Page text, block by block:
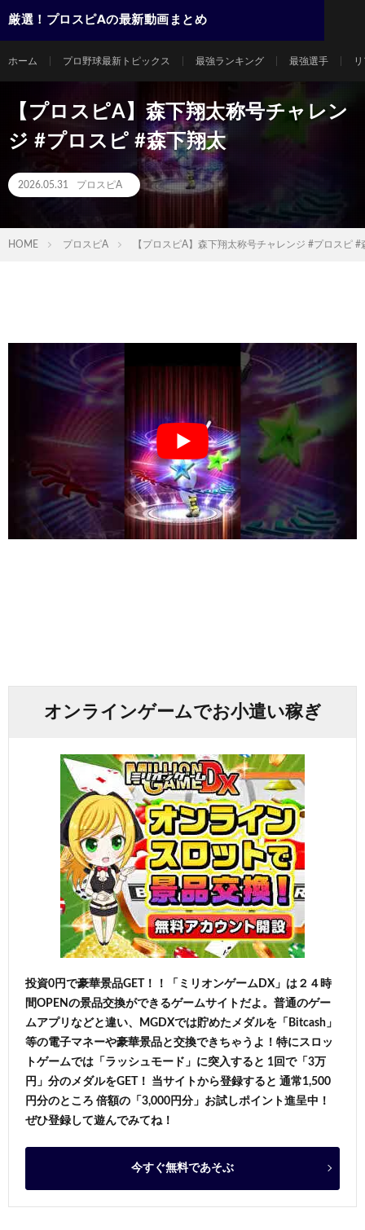
厳選！プロスピAの最新動画まとめ
ホーム プロ野球最新トピックス 最強ランキング 最強選手
【プロスピA】森下翔太称号チャレン
ジ #プロスピ #森下翔太
2026.05.31 プロスピA
HOME プロスピA 【プロスピA】森下翔太称号チャレンジ #プロスピ #
オンラインゲームでお小遣い稼ぎ
投資0円で豪華景品GET！！「ミリオンゲームDX」は２４時
間OPENの景品交換ができるゲームサイトだよ。普通のゲー
ムアプリなどと違い、MGDXでは貯めたメダルを「Bitcash」
等の電子マネーや豪華景品と交換できちゃうよ！特にスロッ
トゲームでは「ラッシュモード」に突入すると 1回で「3万
円」分のメダルをGET！ 当サイトから登録すると 通常1,500
円分のところ 倍額の「3,000円分」お試しポイント進呈中！
ぜひ登録して遊んでみてね！
今すぐ無料であそぶ